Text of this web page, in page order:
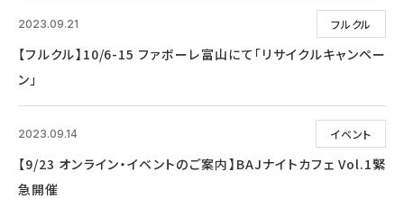
フルクル
2023.09.21
【フルクル】10/6-15 ファボーレ富山にて「リサイクルキャンペー
ン」
イベント
2023.09.14
【9/23 オンライン・イベントのご案内】BAJナイトカフェ Vol.1緊
急開催